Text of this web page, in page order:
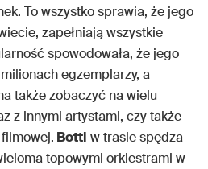
To wszystko sprawia, że jego
zapełniają wszystkie
spowodowała, że jego
egzemplarzy, a
także zobaczyć na wielu
z innymi artystami, czy także
Botti w trasie spędza
topowymi orkiestrami w